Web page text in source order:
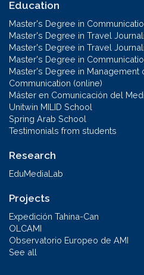
Education
Master's Degree in
Master's Degree in Travel
Master's Degree in Travel
Master's Degree in
Master's Degree in Management
Communication (online)
Máster en Comunicación del
Unitwin MILID School
Spring Arab School
Testimonials from students
Research
EduMediaLab
Projects
Expedición Tahina-Can
OLCAMI
Observatorio Europeo de AMI
See all